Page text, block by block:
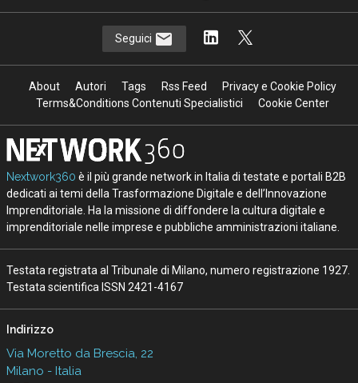
Seguici
About Autori Tags Rss Feed
Privacy e Cookie Policy
Terms&Conditions Contenuti Specialistici
Cookie Center
Nextwork360 è il più grande network in Italia di testate e portali B2B
dedicati ai temi della Trasformazione Digitale e dell’Innovazione
Imprenditoriale. Ha la missione di diffondere la cultura digitale e
imprenditoriale nelle imprese e pubbliche amministrazioni italiane.
Testata registrata al Tribunale di Milano, numero registrazione 1927.
Testata scientifica ISSN 2421-4167
Indirizzo
Via Moretto da Brescia, 22
Milano - Italia